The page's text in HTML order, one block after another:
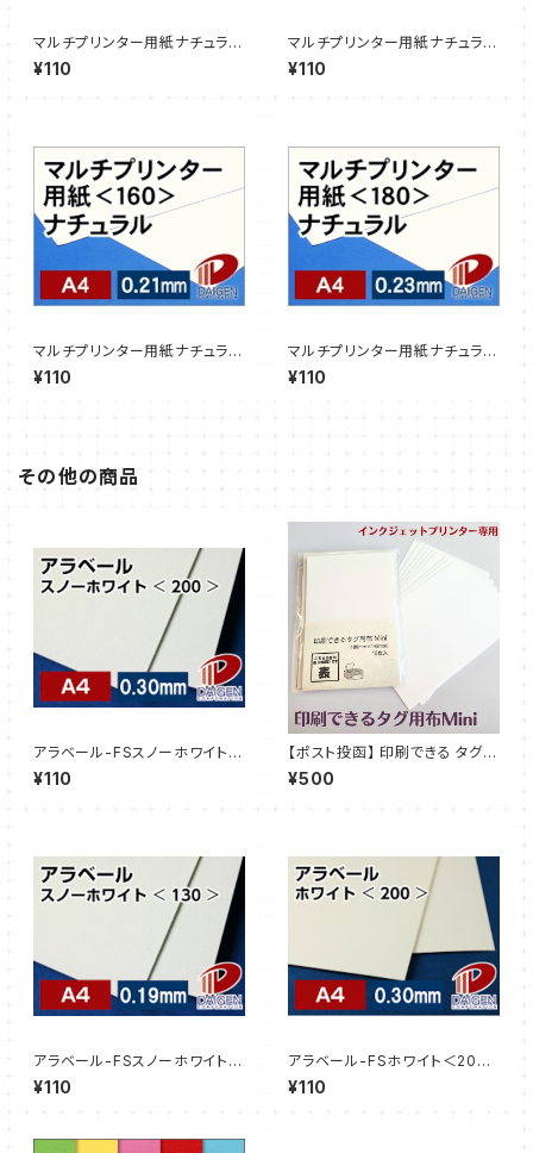
マルチプリンター用紙ナチュラル
＜110＞A4/3枚【サンプル販売】
¥110
マルチプリンター用紙ナチュラル
＜135＞A4/3枚【サンプル販
売】
¥110
マルチプリンター用紙ナチュラル
＜160＞A4/3枚【サンプル販
売】
¥110
マルチプリンター用紙ナチュラル
＜180＞A4/3枚【サンプル販
売】
¥110
その他の商品
アラベール-FSスノーホワイト＜
200＞A4 /3枚【サンプル販売】
¥110
【ポスト投函】 印刷できる タグ用
布 Mini 10枚 はがきサイズ
¥500
アラベール-FSスノーホワイト＜
130＞A4 /3枚【サンプル販売】
¥110
アラベール-FSホワイト＜200
＞A4/3枚【サンプル販売】
¥110